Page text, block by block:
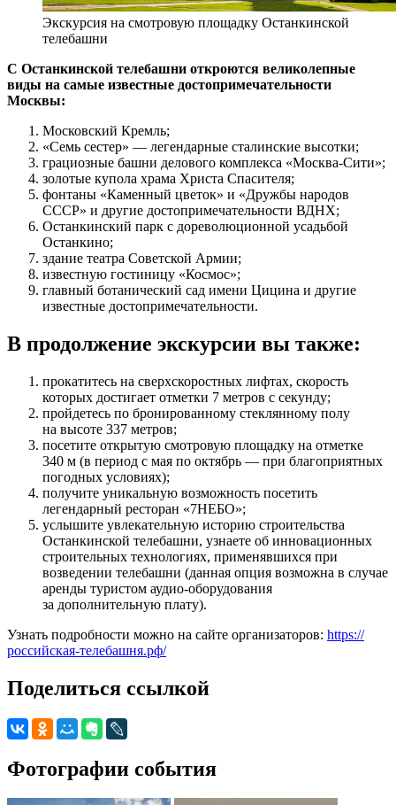
Экскурсия на смотровую площадку Останкинской
телебашни
С Останкинской телебашни откроются великолепные
виды на самые известные достопримечательности
Москвы:
Московский Кремль;
«Семь сестер» — легендарные сталинские высотки;
грациозные башни делового комплекса «Москва-Сити»;
золотые купола храма Христа Спасителя;
фонтаны «Каменный цветок» и «Дружбы народов
СССР» и другие достопримечательности ВДНХ;
Останкинский парк с дореволюционной усадьбой
Останкино;
здание театра Советской Армии;
известную гостиницу «Космос»;
главный ботанический сад имени Цицина и другие
известные достопримечательности.
В продолжение экскурсии вы также:
прокатитесь на сверхскоростных лифтах, скорость
которых достигает отметки 7 метров с секунду;
пройдетесь по бронированному стеклянному полу
на высоте 337 метров;
посетите открытую смотровую площадку на отметке
340 м (в период с мая по октябрь — при благоприятных
погодных условиях);
получите уникальную возможность посетить
легендарный ресторан «7НЕБО»;
услышите увлекательную историю строительства
Останкинской телебашни, узнаете об инновационных
строительных технологиях, применявшихся при
возведении телебашни (данная опция возможна в случае
аренды туристом аудио-оборудования
за дополнительную плату).
Узнать подробности можно на сайте организаторов: https://
российская-телебашня.рф/
Поделиться ссылкой
Фотографии события